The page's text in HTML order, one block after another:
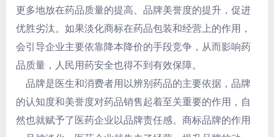
更多地放在药品质量的提高、品牌美誉度的提升，促进
优胜劣汰。如果淡化商标在药品包装和经营上的作用，
会引导企业主要依靠降本降价的手段竞争，从而影响药
品质量，人民用药安全也得不到有效保障。
品牌是医生和消费者用以辨别药品的主要依据，品牌
的认知度和美誉度对药品销售起着至关重要的作用，自
然也就赋予了医药企业以品牌责任感。商标品牌的作用